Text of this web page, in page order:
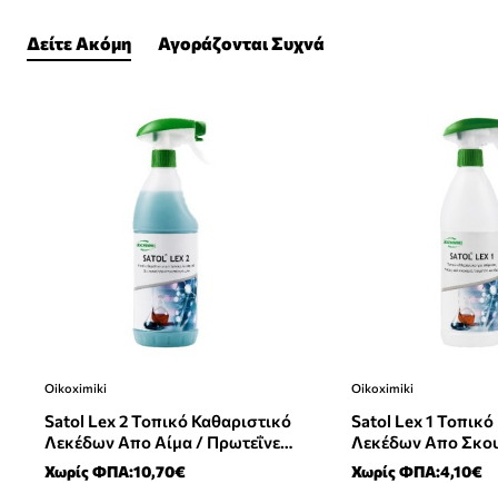
Δείτε Ακόμη Αγοράζονται Συχνά
Oikoximiki
Satol Lex 2 Τοπικό Καθαριστικό
Λεκέδων Απο Αίμα / Πρωτεΐνες
1L
Χωρίς ΦΠΑ:10,70€
Oikoximiki
Satol Lex 1 Τοπικό
Λεκέδων Aπο
Χωρίς ΦΠΑ:4,10€